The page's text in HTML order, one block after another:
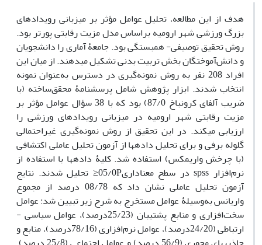
هدف از این مطالعه، تحلیل عوامل مؤثر بر میزبانی رویدادهای
بزرگ ورزشی شهر ارومیه براساس مدل مزیت رقابتی پورتر بود.
روش تحقیق توصیفی- همبستگی بود. جامعۀ آماری را دانشجویان
و دانش‌آموختگان بخش تربیت بدنی تشکیل می­دهند. از میان این
افراد 208 نفر به روش نمونه‌گیری در دسترس به‌عنوان نمونه
انتخاب شدند. ابزار پژوهش شامل پرسشنامۀ محقق‌ساخته (با
ضریب آلفای کرونباخ 87/0) بود که با 38 سؤال عوامل مؤثر بر
مزیت رقابتی شهر ارومیه در میزبانی رویدادهای ورزشی را
ارزیابی می­کند. در این تحقیق از روش نمونه‌گیری غیراحتمالی
گلوله برفی و برای تحلیل داده­ها از آزمون­ تحلیل عاملی اکتشافی
(با چرخش واریمکس) استفاده شد. کلیۀ داده­ها با استفاده از
نرم‌افزار spss در سطح معناداری05/0P≤ تحلیل شدند. نتایج
آزمون تحلیل عاملی نشان داد که 08/78 درصد از مجموع
واریانس به‌وسیلۀ عوامل مستخرج به شرح زیر تبیین شد: عوامل
سخت‌افزاری و منابع پشتیبان (25/23درصد)، عوامل سیاسی -
ارتباطی (24/20درصد)، عوامل نرم‌افزاری (78/16درصد)، منابع و